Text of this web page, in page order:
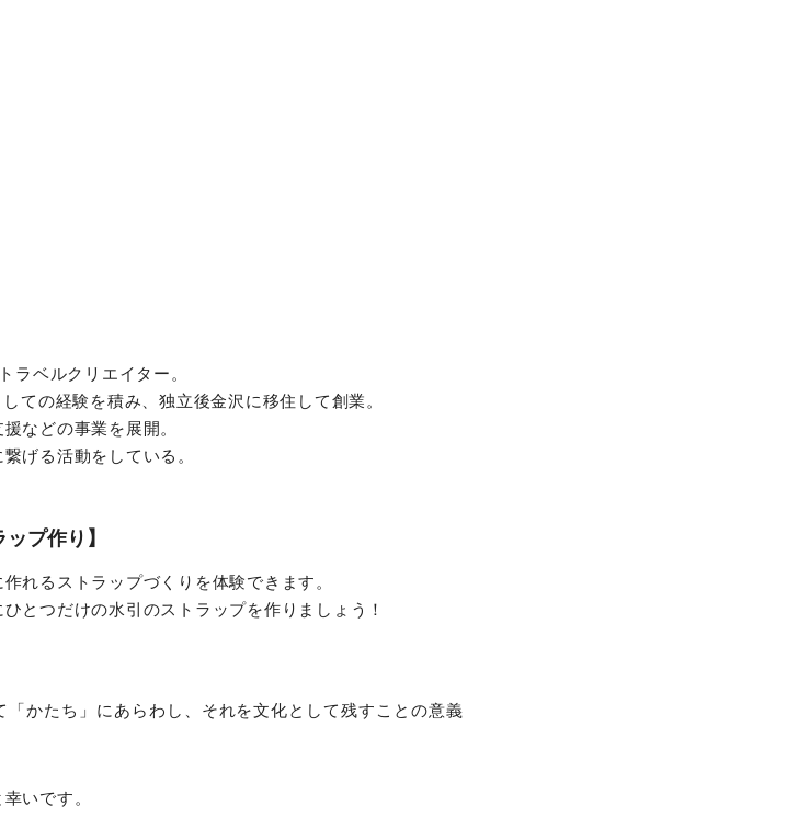
ラベルクリエイター。
ての経験を積み、独立後金沢に移住して創業。
などの事業を展開。
げる活動をしている。
プ作り】
れるストラップづくりを体験できます。
とつだけの水引のストラップを作りましょう！
かたち」にあらわし、それを文化として残すことの意義
いです。